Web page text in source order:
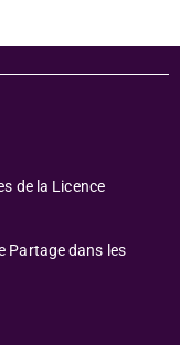
de la Licence
Partage dans les